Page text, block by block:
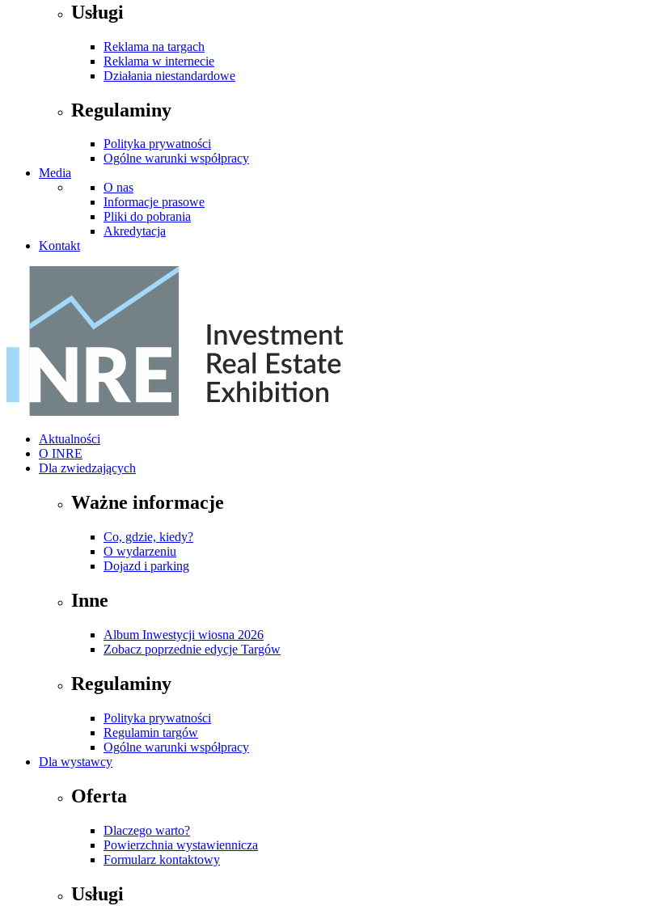
Usługi
Reklama na targach
Reklama w internecie
Działania niestandardowe
Regulaminy
Polityka prywatności
Ogólne warunki współpracy
Media
O nas
Informacje prasowe
Pliki do pobrania
Akredytacja
Kontakt
Aktualności
O INRE
Dla zwiedzających
Ważne informacje
Co, gdzie, kiedy?
O wydarzeniu
Dojazd i parking
Inne
Album Inwestycji wiosna 2026
Zobacz poprzednie edycje Targów
Regulaminy
Polityka prywatności
Regulamin targów
Ogólne warunki współpracy
Dla wystawcy
Oferta
Dlaczego warto?
Powierzchnia wystawiennicza
Formularz kontaktowy
Usługi